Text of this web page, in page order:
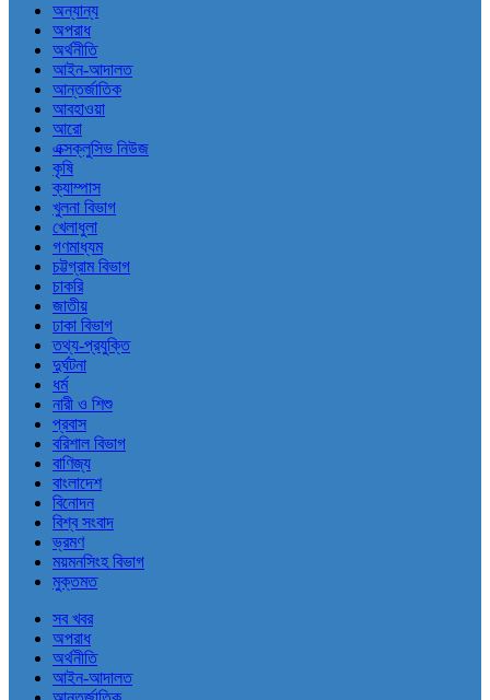
অন্যান্য
অপরাধ
অর্থনীতি
আইন-আদালত
আন্তর্জাতিক
আবহাওয়া
আরো
এক্সক্লুসিভ নিউজ
কৃষি
ক্যাম্পাস
খুলনা বিভাগ
খেলাধুলা
গণমাধ্যম
চট্টগ্রাম বিভাগ
চাকরি
জাতীয়
ঢাকা বিভাগ
তথ্য-প্রযুক্তি
দুর্ঘটনা
ধর্ম
নারী ও শিশু
প্রবাস
বরিশাল বিভাগ
বাণিজ্য
বাংলাদেশ
বিনোদন
বিশ্ব সংবাদ
ভ্রমণ
ময়মনসিংহ বিভাগ
মুক্তমত
সব খবর
অপরাধ
অর্থনীতি
আইন-আদালত